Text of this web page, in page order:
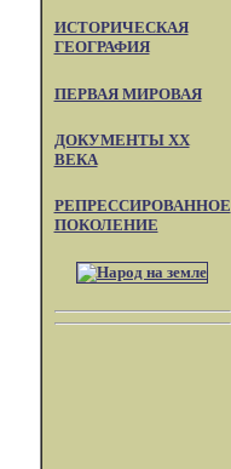
ИСТОРИЧЕСКАЯ
ГЕОГРАФИЯ
ПЕРВАЯ МИРОВАЯ
ДОКУМЕНТЫ XX
ВЕКА
РЕПРЕССИРОВАННОЕ
ПОКОЛЕНИЕ